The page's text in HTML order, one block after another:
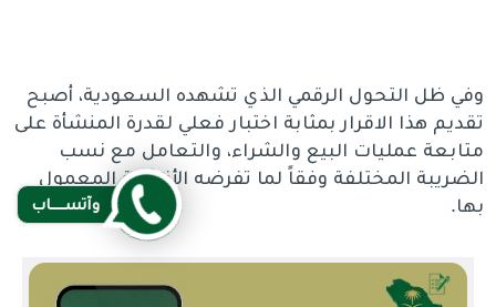
وفي ظل التحول الرقمي الذي تشهده السعودية، أصبح
تقديم هذا الاقرار بمثابة اختبار فعلي لقدرة المنشأة على
متابعة عمليات البيع والشراء، والتعامل مع نسب
الضريبة المختلفة وفقاً لما تفرضه الأنظمة المعمول
بها.
وآتســــاب